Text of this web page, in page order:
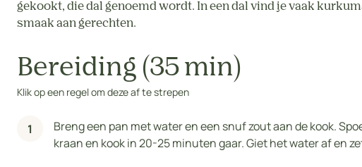
gekookt, die dal genoemd wordt. In een dal vind je vaak
smaak aan gerechten.
Bereiding (35 min)
Klik op een regel om deze af te strepen
Breng een pan met water en een snuf zout aan de kook.
kraan en kook in 20-25 minuten gaar. Giet het water af en